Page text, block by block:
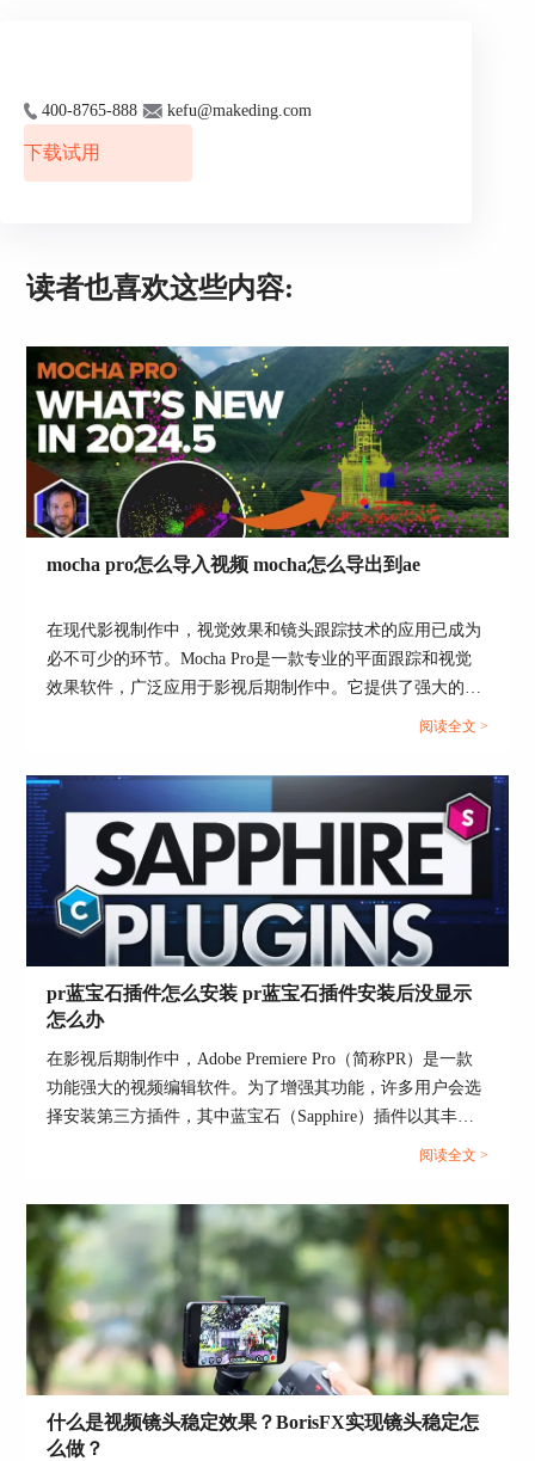
景遮挡物的信息进行跟踪，而AE自带跟踪器在这
种情况下往往会失去跟踪目标。
3、更丰富的跟踪功能
自带跟踪器在功能上相对较为有限。
Mocha跟踪支持与多种视频编辑和合成软件兼容，
包括Adobe After Effects、Premiere Pro、Nuke等。
这意味着用户可以在多个平台上无缝地使用Mocha
跟踪，提高工作效率。
总结
凭借其高精度的平面跟踪技术、出色的遮挡处理能
力、丰富的跟踪功能以及与其他软件的高度兼容
性，Mocha跟踪无疑是一款强大的视觉特效工具。
虽然AE自带的跟踪器在某些情况下也能够完成任
务，但Mocha跟踪在处理更复杂、更具挑战性的项
目时，其优势就显得尤为突出。
然而，需要注意的是，Mocha跟踪和AE自带跟踪器
各有优劣，适用的场景也有所不同。AE自带的跟
踪器简单易用，对于初学者或者需要快速完成简单
跟踪任务的用户来说，是一个不错的选择。而
Mocha跟踪则更适合需要处理复杂跟踪任务或追求
所以，选择哪种跟踪工具并不是一成不变的，而是
需要根据你的具体需求和项目复杂度来决定。了解
各种工具的优势和使用场景，可以帮助你更好地选
择和使用适合你的跟踪工具，提升你的工作效率和
作品质量。
在后期制作过程中，无论使用哪种跟踪工具，都需
选择和使用Mocha跟踪提供一些帮助和启示。
400-8765-888 kefu@makeding.com
下载试用
读者也喜欢这些内容:
mocha pro怎么导入视频 mocha怎么导出到ae
在现代影视制作中，视觉效果和镜头跟踪技术的应用已成为
必不可少的环节。Mocha Pro是一款专业的平面跟踪和视觉
效果软件，广泛应用于影视后期制作中。它提供了强大的镜
头跟踪、稳定化、去除物体等功能，帮助制作人员实现复杂
常与Mocha Pro结合使用，以提升效果质量。本文将详细探
讨“mocha pro怎么导入视频 mocha怎么导出到ae”的操作步
骤，并分析Mocha Pro与Mocha的区别。...
阅读全文 >
pr蓝宝石插件怎么安装 pr蓝宝石插件安装后没显示
怎么办
在影视后期制作中，Adobe Premiere Pro（简称PR）是一款
功能强大的视频编辑软件。为了增强其功能，许多用户会选
择安装第三方插件，其中蓝宝石（Sapphire）插件以其丰富
的特效和高效的性能深受欢迎。然而，对于新手来说，如何
会带来困扰。本文将详细介绍pr蓝宝石插件怎么安装 pr蓝宝
石插件安装后没显示怎么办，并探讨蓝宝石插件在后期制作
阅读全文 >
什么是视频镜头稳定效果？BorisFX实现镜头稳定怎
么做？